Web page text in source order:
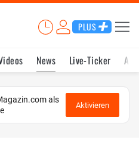
PLUS
News Live-Ticker
als
Aktivieren